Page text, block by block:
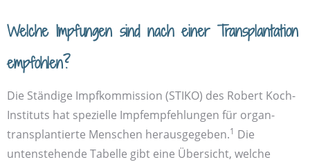
Welche Impfungen sind nach einer Transplantation
empfohlen?
Die Ständige Impf­kommission (STIKO) des Robert Koch-
Instituts hat spezielle Impf­empfehlungen für organ­
transplantierte Menschen heraus­gegeben.1 Die
untenstehende Tabelle gibt eine Übersicht, welche